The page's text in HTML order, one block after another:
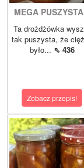
MEGA
Ta drożdżówka
tak puszysta, że
było... ⇖ 436
Zobacz przepis!